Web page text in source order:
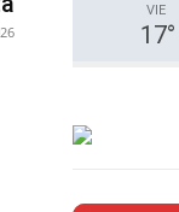
VIE
17°